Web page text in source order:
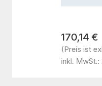
170,14 €
(Preis ist
inkl. MwSt.: